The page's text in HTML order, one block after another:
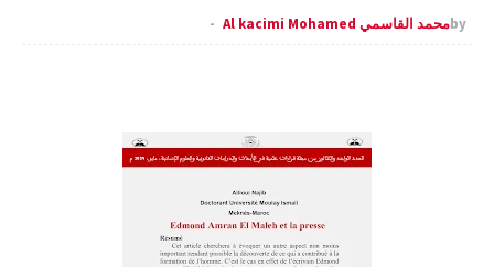
byمحمد القاسمي Al kacimi Mohamed